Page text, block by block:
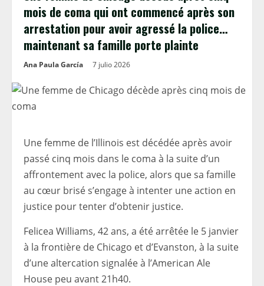
mois de coma qui ont commencé après son
arrestation pour avoir agressé la police…
maintenant sa famille porte plainte
Ana Paula García 7 julio 2026
Une femme de l’Illinois est décédée après avoir
passé cinq mois dans le coma à la suite d’un
affrontement avec la police, alors que sa famille
au cœur brisé s’engage à intenter une action en
justice pour tenter d’obtenir justice.
Felicea Williams, 42 ans, a été arrêtée le 5 janvier
à la frontière de Chicago et d’Evanston, à la suite
d’une altercation signalée à l’American Ale
House peu avant 21h40.